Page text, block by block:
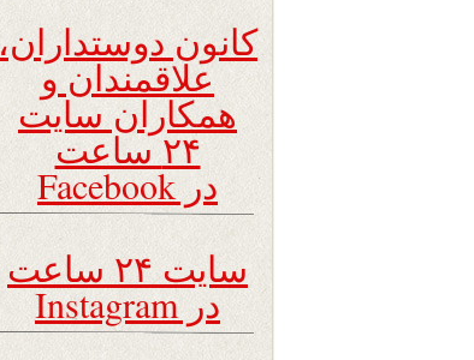
کانون دوستداران،
علاقمندان و
همکاران سایت
۲۴ ساعت
در Facebook
سایت ۲۴ ساعت
در Instagram